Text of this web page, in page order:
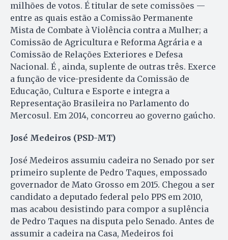
milhões de votos. É titular de sete comissões —
entre as quais estão a Comissão Permanente
Mista de Combate à Violência contra a Mulher; a
Comissão de Agricultura e Reforma Agrária e a
Comissão de Relações Exteriores e Defesa
Nacional. É , ainda, suplente de outras três. Exerce
a função de vice-presidente da Comissão de
Educação, Cultura e Esporte e integra a
Representação Brasileira no Parlamento do
Mercosul. Em 2014, concorreu ao governo gaúcho.
José Medeiros (PSD-MT)
José Medeiros assumiu cadeira no Senado por ser
primeiro suplente de Pedro Taques, empossado
governador de Mato Grosso em 2015. Chegou a ser
candidato a deputado federal pelo PPS em 2010,
mas acabou desistindo para compor a suplência
de Pedro Taques na disputa pelo Senado. Antes de
assumir a cadeira na Casa, Medeiros foi